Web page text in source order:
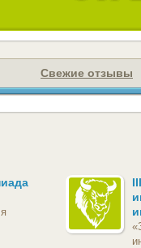
Свежие отзывы